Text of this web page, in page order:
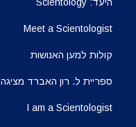
Meet a Scientologist
קולות למען האנושות
ספריית ל. רון האברד מציגה
I am a Scientologist